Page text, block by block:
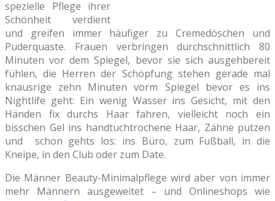
spezielle Pflege ihrer
Schönheit verdient
und greifen immer häufiger zu Cremedöschen und
Puderquaste. Frauen verbringen durchschnittlich 80
Minuten vor dem Spiegel, bevor sie sich ausgehbereit
fühlen, die Herren der Schöpfung stehen gerade mal
knausrige zehn Minuten vorm Spiegel bevor es ins
Nightlife geht: Ein wenig Wasser ins Gesicht, mit den
Händen fix durchs Haar fahren, vielleicht noch ein
bisschen Gel ins handtuchtrochene Haar, Zähne putzen
und schon gehts los: ins Büro, zum Fußball, in die
Kneipe, in den Club oder zum Date.
Die Männer Beauty-Minimalpflege wird aber von immer
mehr Männern ausgeweitet – und Onlineshops wie